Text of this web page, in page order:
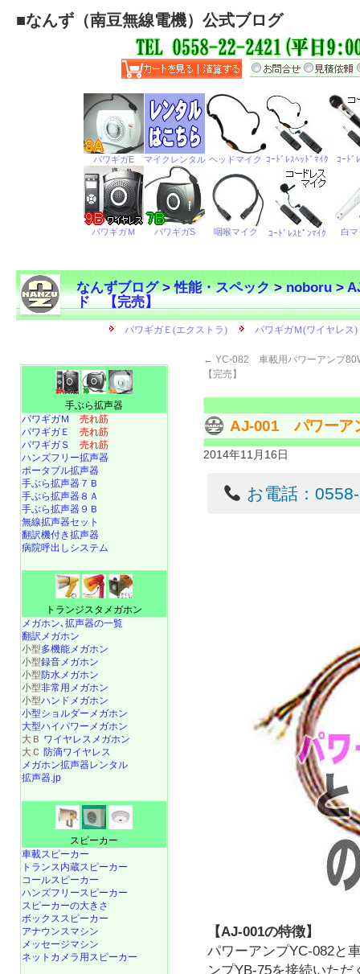
■なんず（南豆無線電機）公式ブログ
なんずブログ>性能・スペック>noboru>
ド 【完売】
← YC-082 車載用パワーアンプ
【完売】
AJ-001 パワーア
2014年11月16日
お電話：
【AJ-001の特徴】
パワーアンプYC-082と
ンプYB-75を接続いた
手ぶら拡声器
パワギガＭ 売れ筋
パワギガＥ 売れ筋
パワギガＳ 売れ筋
ハンズフリー拡声器
ポータブル拡声器
手ぶら拡声器７Ｂ
手ぶら拡声器８Ａ
手ぶら拡声器９Ｂ
無線拡声器セット
翻訳機付き拡声器
病院呼出しシステム
トランジスタメガホン
メガホン､拡声器の一覧
翻訳メガホン
小型多機能メガホン
小型録音メガホン
小型防水メガホン
小型非常用メガホン
小型ハンドメガホン
小型ショルダーメガホン
大型ハイパワーメガホン
大Ｂ ワイヤレスメガホン
大Ｃ 防滴ワイヤレス
メガホン拡声器レンタル
拡声器.jp
スピーカー
車載スピーカー
トランス内蔵スピーカー
コールスピーカー
ハンズフリースピーカー
スピーカーの大きさ
ボックススピーカー
アナウンスマシン
メッセージマシン
ネットカメラ用スピーカー